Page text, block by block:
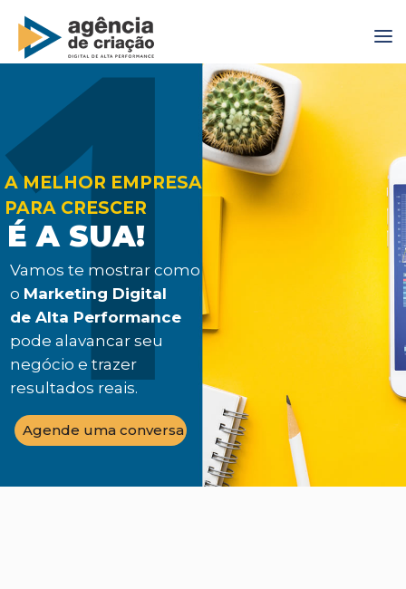
A MELHOR EMPRESA
PARA CRESCER
É A SUA!
Agende uma conversa
Vamos te mostrar como
o Marketing Digital
de Alta Performance
pode alavancar seu
negócio e trazer
resultados reais.